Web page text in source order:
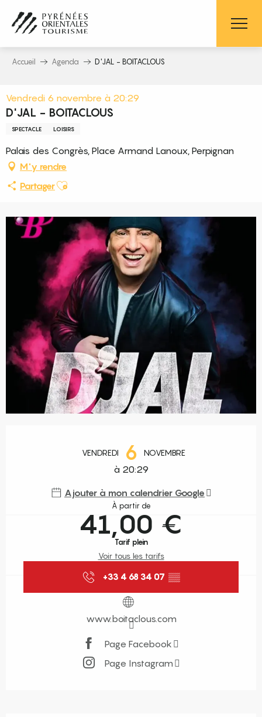
contenu
principal
Accueil Agenda D'JAL - BOITACLOUS
Vendredi 6 novembre à 20:29
D'JAL - BOITACLOUS
SPECTACLE LOISIRS
Palais des Congrès, Place Armand Lanoux, Perpignan
M'y rendre
PartagerAjouter aux favoris
VENDREDI 6 NOVEMBRE
à 20:29
Ajouter à mon calendrier Google
À partir de
41,00 €
Tarif plein
Voir tous les tarifs
+33 4 68 34 07 ▒▒
www.boitaclous.com
Page Facebook
Page Instagram